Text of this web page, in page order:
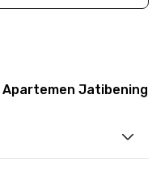
Apartemen Jatibening